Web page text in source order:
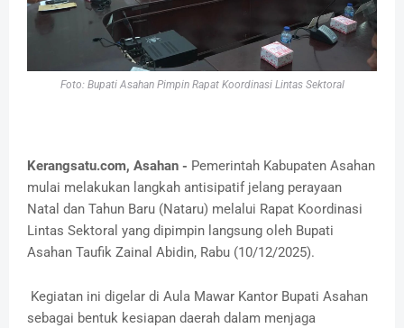
Foto: Bupati Asahan Pimpin Rapat Koordinasi Lintas Sektoral
Kerangsatu.com, Asahan - Pemerintah Kabupaten Asahan
mulai melakukan langkah antisipatif jelang perayaan
Natal dan Tahun Baru (Nataru) melalui Rapat Koordinasi
Lintas Sektoral yang dipimpin langsung oleh Bupati
Asahan Taufik Zainal Abidin, Rabu (10/12/2025).
Kegiatan ini digelar di Aula Mawar Kantor Bupati Asahan
sebagai bentuk kesiapan daerah dalam menjaga